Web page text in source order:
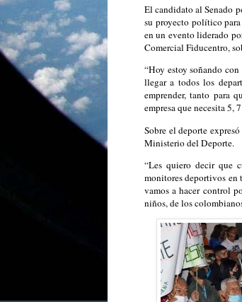
El candidato al Senado
su proyecto político
en un evento liderado
Comercial Fiducentro,
“Hoy estoy soñando
llegar a todos los
emprender, tanto para
empresa que necesita 5,
Sobre el deporte
Ministerio del Deporte.
“Les quiero decir que
monitores deportivos en
vamos a hacer control
niños, de los